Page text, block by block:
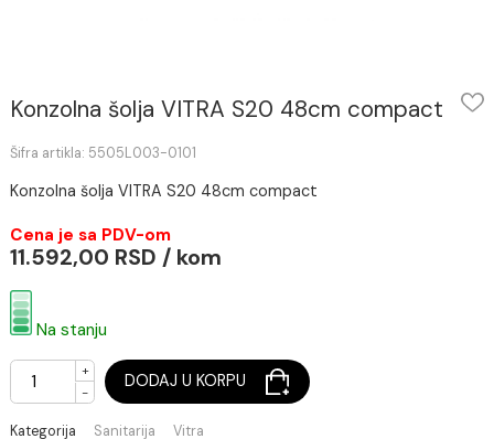
Konzolna šolja VITRA S20 48cm compact
Konzolna šolja VITRA S20 48cm compact
Cena je sa PDV-om
11.592,00 RSD / kom
Na stanju